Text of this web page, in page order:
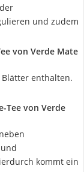
und zudem
von Verde Mate
enthalten.
Tee von Verde
kommt ein